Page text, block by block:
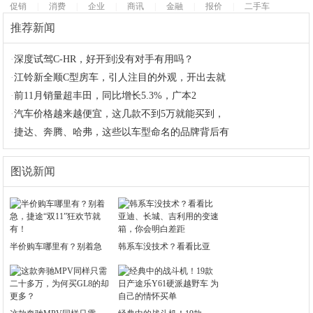
促销
消费 企业 商讯 金融 报价 二手车
推荐新闻
·深度试驾C-HR，好开到没有对手有用吗？
·江铃新全顺C型房车，引人注目的外观，开出去就
·前11月销量超丰田，同比增长5.3%，广本2
·汽车价格越来越便宜，这几款不到5万就能买到，
·捷达、奔腾、哈弗，这些以车型命名的品牌背后有
图说新闻
半价购车哪里有？别着急 韩系车没技术？看看比亚